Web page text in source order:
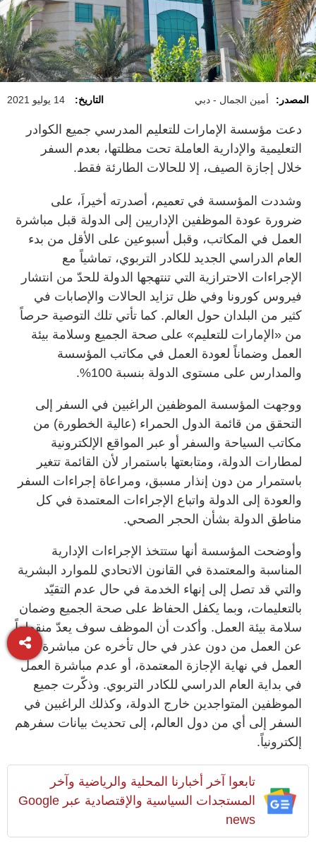
المصدر: أمين الجمال - دبي التاريخ: 14 يوليو 2021
دعت مؤسسة الإمارات للتعليم المدرسي جميع الكوادر
التعليمية والإدارية العاملة تحت مظلتها، بعدم السفر
خلال إجازة الصيف، إلا للحالات الطارئة فقط.
وشددت المؤسسة في تعميم، أصدرته أخيراَ، على
ضرورة عودة الموظفين الإداريين إلى الدولة قبل مباشرة
العمل في المكاتب، وقبل أسبوعين على الأقل من بدء
العام الدراسي الجديد للكادر التربوي، تماشياً مع
الإجراءات الاحترازية التي تنتهجها الدولة للحدّ من انتشار
فيروس كورونا وفي ظل تزايد الحالات والإصابات في
كثير من البلدان حول العالم. كما تأتي تلك التوصية حرصاً
من «الإمارات للتعليم» على صحة الجميع وسلامة بيئة
العمل وضماناً لعودة العمل في مكاتب المؤسسة
والمدارس على مستوى الدولة بنسبة 100%.
ووجهت المؤسسة الموظفين الراغبين في السفر إلى
التحقق من قائمة الدول الحمراء (عالية الخطورة) من
مكاتب السياحة والسفر أو عبر المواقع الإلكترونية
لمطارات الدولة، ومتابعتها باستمرار لأن القائمة تتغير
باستمرار من دون إنذار مسبق، ومراعاة إجراءات السفر
والعودة إلى الدولة واتباع الإجراءات المعتمدة في كل
مناطق الدولة بشأن الحجر الصحي.
وأوضحت المؤسسة أنها ستتخذ الإجراءات الإدارية
المناسبة والمعتمدة في القانون الاتحادي للموارد البشرية
والتي قد تصل إلى إنهاء الخدمة في حال عدم التقيّد
بالتعليمات، وبما يكفل الحفاظ على صحة الجميع وضمان
سلامة بيئة العمل. وأكدت أن الموظف سوف يعدّ منقطعاً
عن العمل من دون عذر في حال تأخره عن مباشرة
العمل في نهاية الإجازة المعتمدة، أو عدم مباشرة العمل
في بداية العام الدراسي للكادر التربوي. وذكّرت جميع
الموظفين المتواجدين خارج الدولة، وكذلك الراغبين في
السفر إلى أي من دول العالم، إلى تحديث بيانات سفرهم
إلكترونياً.
تابعوا آخر أخبارنا المحلية والرياضية وآخر
المستجدات السياسية والإقتصادية عبر Google
news